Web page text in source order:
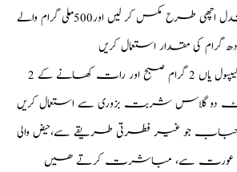
اس میں روغن صندل اچھی طرح مکس کر لیں اور500 ملی گرام والے
گرام کی مقدار استعمال کریں
مقدار خوراک : 2 کیپسول یاں 2 گرام صبح اور رات کھانے کے 2
دو گلاس شربت بزوری سے استعمال کریں
احباب جو غیر فطرتی طریقے سے،حیض والی
عورت سے، مباشرت کرتے ھیں